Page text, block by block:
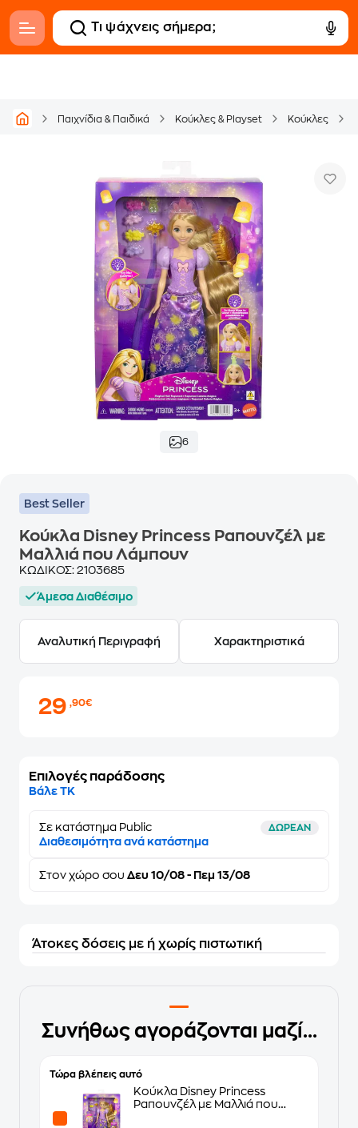
Παιχνίδια & Παιδικά Κούκλες & Playset Κούκλες
6
Best Seller
Κούκλα Disney Princess Ραπουνζέλ με
Μαλλιά που Λάμπουν
ΚΩΔΙΚΟΣ: 2103685
Άμεσα Διαθέσιμο
Αναλυτική Περιγραφή Χαρακτηριστικά
29,90€
Επιλογές παράδοσης
Βάλε ΤΚ
Σε κατάστημα Public ΔΩΡΕΑΝ
Διαθεσιμότητα ανά κατάστημα
Στον χώρο σου Δευ 10/08 - Πεμ 13/08
Άτοκες δόσεις με ή χωρίς πιστωτική
Συνήθως αγοράζονται μαζί...
Τώρα βλέπεις αυτό
Κούκλα Disney Princess
Ραπουνζέλ με Μαλλιά που